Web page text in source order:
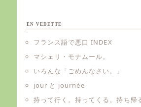
EN VEDETTE
フランス語で悪口 INDEX
マシェリ・モナムール。
いろんな「ごめんなさい。」
jour と journée
持って行く。持ってくる。持ち帰